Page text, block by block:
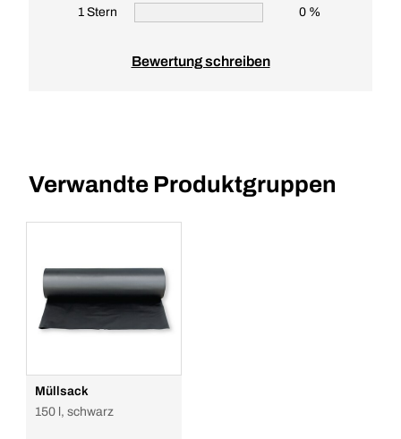
1 Stern 0 %
Bewertung schreiben
Verwandte Produktgruppen
Müllsack
150 l, schwarz